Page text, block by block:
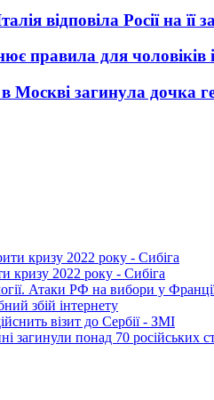
відповіла Росії на її
правила для чоловіків
Москві загинула дочка
кризу 2022 року - Сибіга
Атаки РФ на вибори у
збій інтернету
візит до Сербії - ЗМІ
загинули понад 70 російських